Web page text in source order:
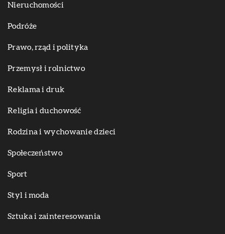
Nieruchomości
Podróże
Prawo, rząd i polityka
Przemysł i rolnictwo
Reklama i druk
Religia i duchowość
Rodzina i wychowanie dzieci
Społeczeństwo
Sport
Styl i moda
Sztuka i zainteresowania